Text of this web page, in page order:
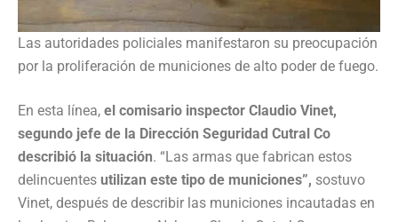
Las autoridades policiales manifestaron su preocupación
por la proliferación de municiones de alto poder de fuego.
En esta línea, el comisario inspector Claudio Vinet,
segundo jefe de la Dirección Seguridad Cutral Co
describió la situación. “Las armas que fabrican estos
delincuentes utilizan este tipo de municiones”, sostuvo
Vinet, después de describir las municiones incautadas en